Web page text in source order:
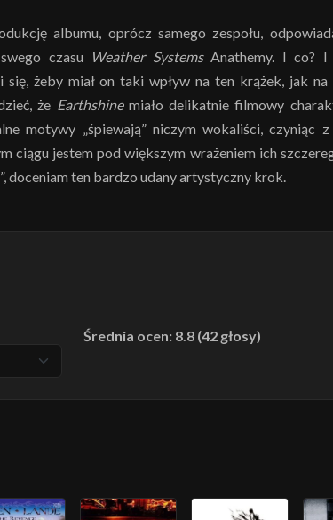
albumu, oprócz samego zespołu,
czasu
Weather SystemsAnathemy. I co? I
żeby miał on taki wpływ na ten krążek, jak na
że Earthshinemiało delikatnie filmowy
motywy „śpiewają” niczym wokaliści, czyniąc z
ciągu jestem pod większym wrażeniem ich
doceniam ten bardzo udany artystyczny krok.
Średnia ocen: 8.8 (42 głosy)